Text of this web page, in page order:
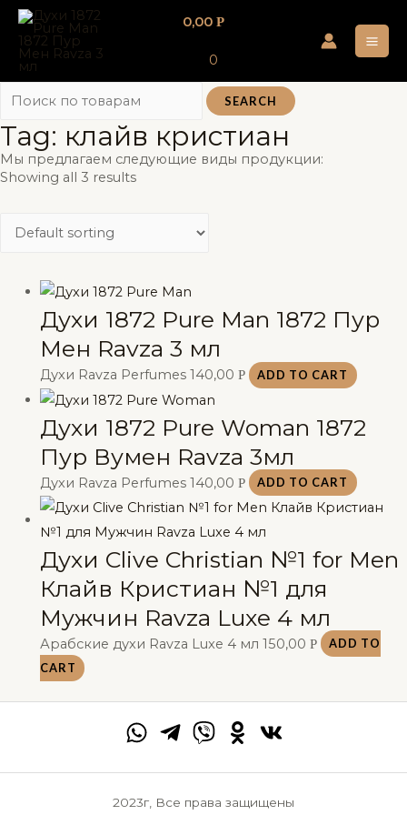
Перейти
содержимому
0,00 Р
0
SEARCH
Tag: клайв кристиан
Мы предлагаем следующие виды продукции:
Showing all 3 results
Духи 1872 Pure Man 1872 Пур
Мен Ravza 3 мл
Духи Ravza Perfumes 140,00 Р ADD TO CART
Духи 1872 Pure Woman 1872
Пур Вумен Ravza 3мл
Духи Ravza Perfumes 140,00 Р ADD TO CART
Духи Clive Christian №1 for Men
Клайв Кристиан №1 для
Мужчин Ravza Luxe 4 мл
Арабские духи Ravza Luxe 4 мл 150,00 Р
ADD TO
CART
2023г, Все права защищены